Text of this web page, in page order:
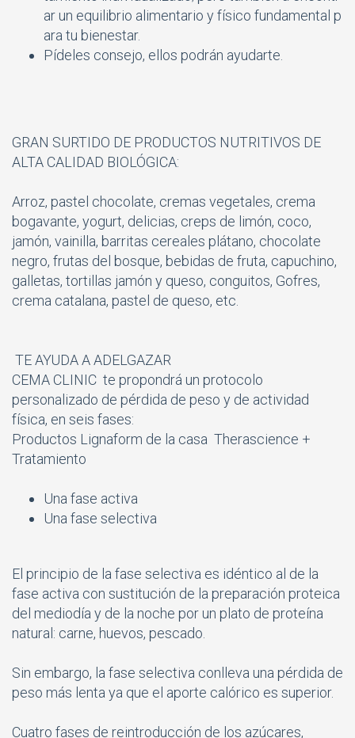
ar un equilibrio alimentario y físico fundamental p
ara tu bienestar.
Pídeles consejo, ellos podrán ayudarte.
GRAN SURTIDO DE PRODUCTOS NUTRITIVOS DE
ALTA CALIDAD BIOLÓGICA:
Arroz, pastel chocolate, cremas vegetales, crema
bogavante, yogurt, delicias, creps de limón, coco,
jamón, vainilla, barritas cereales plátano, chocolate
negro, frutas del bosque, bebidas de fruta, capuchino,
galletas, tortillas jamón y queso, conguitos, Gofres,
crema catalana, pastel de queso, etc.
TE AYUDA A ADELGAZAR
CEMA CLINIC te propondrá un protocolo
personalizado de pérdida de peso y de actividad
física, en seis fases:
Productos Lignaform de la casa Therascience +
Tratamiento
Una fase activa
Una fase selectiva
El principio de la fase selectiva es idéntico al de la
fase activa con sustitución de la preparación proteica
del mediodía y de la noche por un plato de proteína
natural: carne, huevos, pescado.
Sin embargo, la fase selectiva conlleva una pérdida de
peso más lenta ya que el aporte calórico es superior.
Cuatro fases de reintroducción de los azúcares,